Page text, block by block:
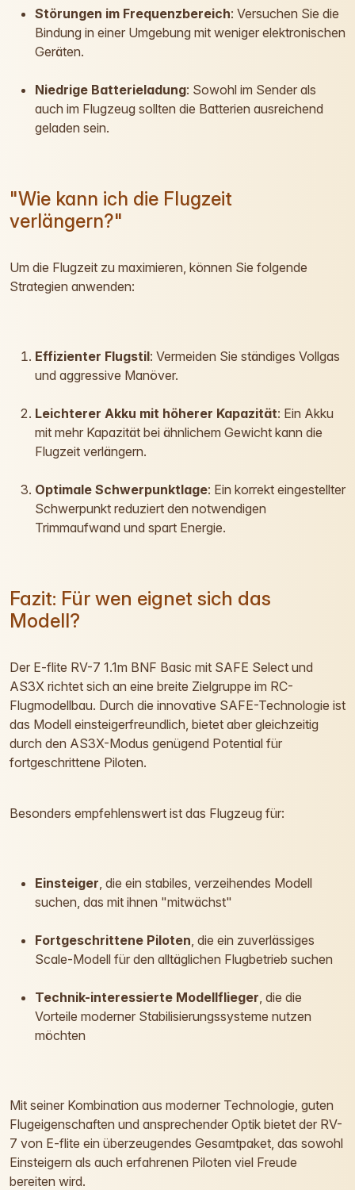
Störungen im Frequenzbereich: Versuchen Sie die
Bindung in einer Umgebung mit weniger elektronischen
Geräten.
Niedrige Batterieladung: Sowohl im Sender als
auch im Flugzeug sollten die Batterien ausreichend
geladen sein.
"Wie kann ich die Flugzeit
verlängern?"
Um die Flugzeit zu maximieren, können Sie folgende
Strategien anwenden:
Effizienter Flugstil: Vermeiden Sie ständiges Vollgas
und aggressive Manöver.
Leichterer Akku mit höherer Kapazität: Ein Akku
mit mehr Kapazität bei ähnlichem Gewicht kann die
Flugzeit verlängern.
Optimale Schwerpunktlage: Ein korrekt eingestellter
Schwerpunkt reduziert den notwendigen
Trimmaufwand und spart Energie.
Fazit: Für wen eignet sich das
Modell?
Der E-flite RV-7 1.1m BNF Basic mit SAFE Select und
AS3X richtet sich an eine breite Zielgruppe im RC-
Flugmodellbau. Durch die innovative SAFE-Technologie ist
das Modell einsteigerfreundlich, bietet aber gleichzeitig
durch den AS3X-Modus genügend Potential für
fortgeschrittene Piloten.
Besonders empfehlenswert ist das Flugzeug für:
Einsteiger, die ein stabiles, verzeihendes Modell
suchen, das mit ihnen "mitwächst"
Fortgeschrittene Piloten, die ein zuverlässiges
Scale-Modell für den alltäglichen Flugbetrieb suchen
Technik-interessierte Modellflieger, die die
Vorteile moderner Stabilisierungssysteme nutzen
möchten
Mit seiner Kombination aus moderner Technologie, guten
Flugeigenschaften und ansprechender Optik bietet der RV-
7 von E-flite ein überzeugendes Gesamtpaket, das sowohl
Einsteigern als auch erfahrenen Piloten viel Freude
bereiten wird.